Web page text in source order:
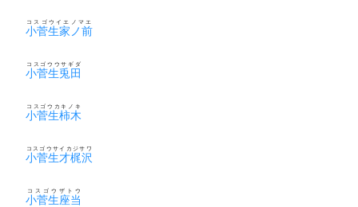
小菅生家ノ前
コスゴウイエノマエ
小菅生兎田
コスゴウウサギダ
小菅生柿木
コスゴウカキノキ
小菅生才梶沢
コスゴウサイカジサワ
小菅生座当
コスゴウザトウ